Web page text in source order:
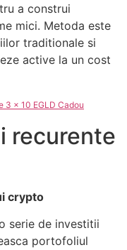
a construi
mici. Metoda este
traditionale si
active la un cost
3 x 10 EGLD Cadou
recurente
crypto
serie de investitii
portofoliul